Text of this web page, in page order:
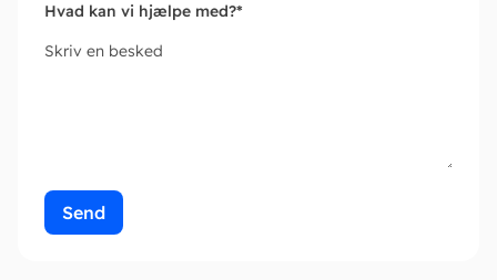
Hvad kan vi hjælpe med?*
Skriv en besked
Send